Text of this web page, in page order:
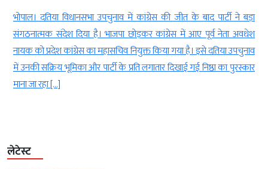
भोपाल। दतिया विधानसभा उपचुनाव में कांग्रेस की जीत के बाद पार्टी ने बड़ा
संगठनात्मक संदेश दिया है। भाजपा छोड़कर कांग्रेस में आए पूर्व नेता अवधेश
नायक को प्रदेश कांग्रेस का महासचिव नियुक्त किया गया है। इसे दतिया उपचुनाव
में उनकी सक्रिय भूमिका और पार्टी के प्रति लगातार दिखाई गई निष्ठा का पुरस्कार
माना जा रहा […]
लेटेस्ट